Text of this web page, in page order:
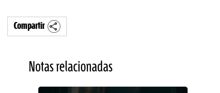
Compartir
Notas relacionadas